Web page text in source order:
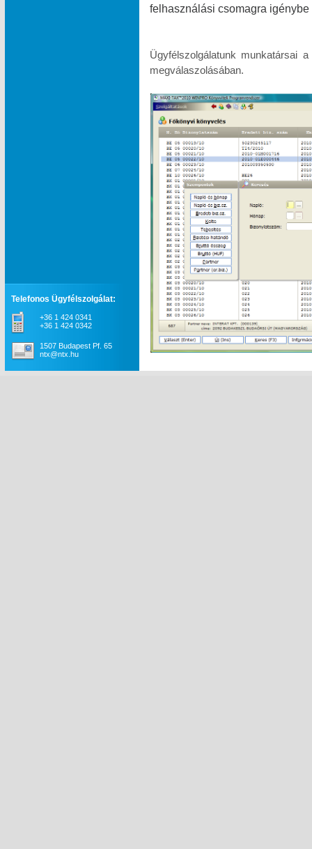
felhasználási csomagra igénybe
Ügyfélszolgálatunk munkatársai
megválaszolásában.
Telefonos Ügyfélszolgálat:
+36 1 424 0341
+36 1 424 0342
1507 Budapest Pf. 65
ntx@ntx.hu